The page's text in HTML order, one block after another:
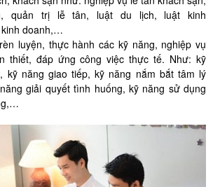
quản trị lễ tân, luật du lịch, luật kinh
doanh,…
luyện, thực hành các kỹ năng, nghiệp vụ
thiết, đáp ứng công việc thực tế. Như: kỹ
kỹ năng giao tiếp, kỹ năng nắm bắt tâm lý
giải quyết tình huống, kỹ năng sử dụng